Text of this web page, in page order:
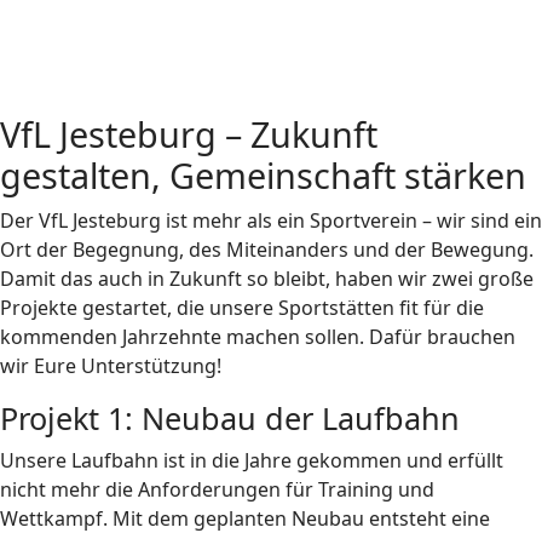
VfL Jesteburg – Zukunft
gestalten, Gemeinschaft stärken
Der VfL Jesteburg ist mehr als ein Sportverein – wir sind ein
Ort der Begegnung, des Miteinanders und der Bewegung.
Damit das auch in Zukunft so bleibt, haben wir zwei große
Projekte gestartet, die unsere Sportstätten fit für die
kommenden Jahrzehnte machen sollen. Dafür brauchen
wir Eure Unterstützung!
Projekt 1: Neubau der Laufbahn
Unsere Laufbahn ist in die Jahre gekommen und erfüllt
nicht mehr die Anforderungen für Training und
Wettkampf. Mit dem geplanten Neubau entsteht eine